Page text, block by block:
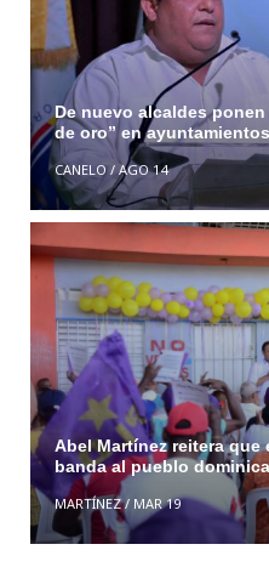
De nuevo alcaldes
de oro” en ayuntamientos
CANELO/AGO 14
Abel Martínez reitera
banda al pueblo
MARTÍNEZ/ MAR 19